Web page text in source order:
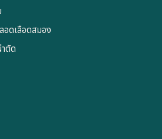
ดเลือดสมอง
ตัด